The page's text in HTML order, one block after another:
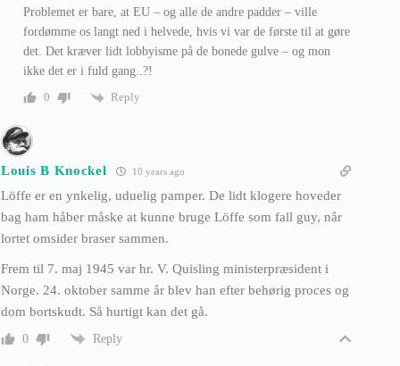
Problemet er bare, at EU – og alle de andre padder – ville
fordømme os langt ned i helvede, hvis vi var de første til at gøre
det. Det kræver lidt lobbyisme på de bonede gulve – og mon
ikke det er i fuld gang..?!
0
Reply
Louis B Knockel 10 years ago
Löffe er en ynkelig, uduelig pamper. De lidt klogere hoveder
bag ham håber måske at kunne bruge Löffe som fall guy, når
lortet omsider braser sammen.
Frem til 7. maj 1945 var hr. V. Quisling ministerpræsident i
Norge. 24. oktober samme år blev han efter behørig proces og
dom bortskudt. Så hurtigt kan det gå.
0 Reply